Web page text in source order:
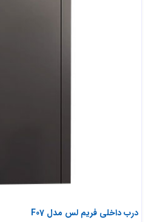
درب داخلی فریم لس مدل F07